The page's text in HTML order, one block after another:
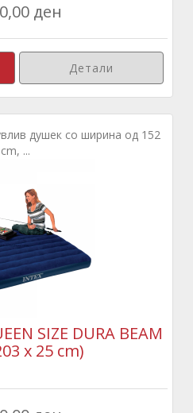
ден
Детали
душек со ширина од 152
cm, ...
SIZE DURA BEAM
x 25 cm)